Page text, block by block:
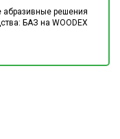
решения
БАЗ на WOODEX